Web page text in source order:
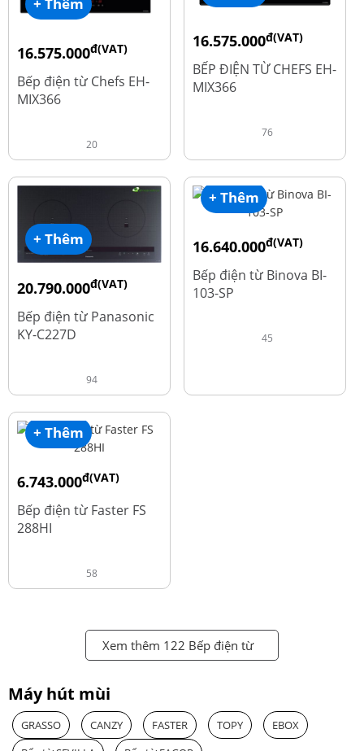
+ Thêm
16.575.000đ(VAT)
19.500.000
Bếp điện từ Chefs EH-
MIX366
20
16.575.000đ(VAT)
19.500.000
BẾP ĐIỆN TỪ CHEFS EH-
MIX366
76
+ Thêm
20.790.000đ(VAT)
25.990.000
Bếp điện từ Panasonic
KY-C227D
94
+ Thêm
16.640.000đ(VAT)
20.800.000
Bếp điện từ Binova BI-
103-SP
45
+ Thêm
6.743.000đ(VAT)
8.990.000
Bếp điện từ Faster FS
288HI
58
Xem thêm 122 Bếp điện từ
Máy hút mùi
GRASSO CANZY FASTER TOPY
EBOX